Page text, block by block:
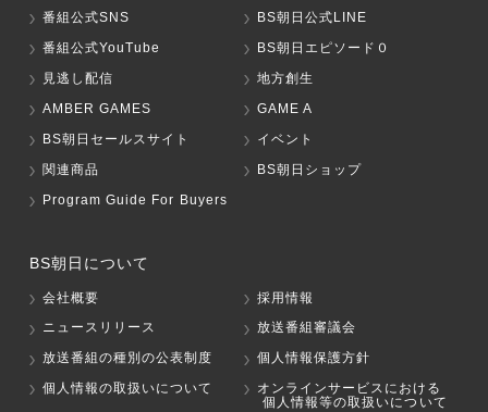
番組公式SNS
BS朝日公式LINE
番組公式YouTube
BS朝日エピソード０
見逃し配信
地方創生
AMBER GAMES
GAME A
BS朝日セールスサイト
イベント
関連商品
BS朝日ショップ
Program Guide For Buyers
BS朝日について
会社概要
採用情報
ニュースリリース
放送番組審議会
放送番組の種別の公表制度
個人情報保護方針
個人情報の取扱いについて
オンラインサービスにおける
個人情報等の取扱いについて